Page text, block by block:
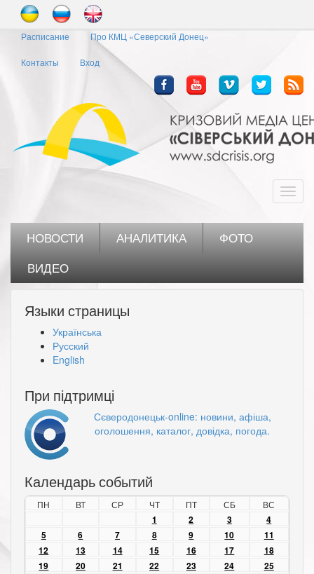
Перейти
основному
Расписание Про КМЦ «Северский Донец»
Контакты Вход
НОВОСТИ АНАЛИТИКА
ФОТО
ВИДЕО
Языки страницы
Українська
Русский
English
При підтримці
Сєверодонецьк-online: новини, афіша,
оголошення, каталог, довідка, погода.
Календарь событий
ПН ВТ СР ЧТ ПТ СБ ВС
1 2 3
4
5
6 7 8 9 10
11
12
13 14 15 16 17
18
19
20 21 22 23 24
25